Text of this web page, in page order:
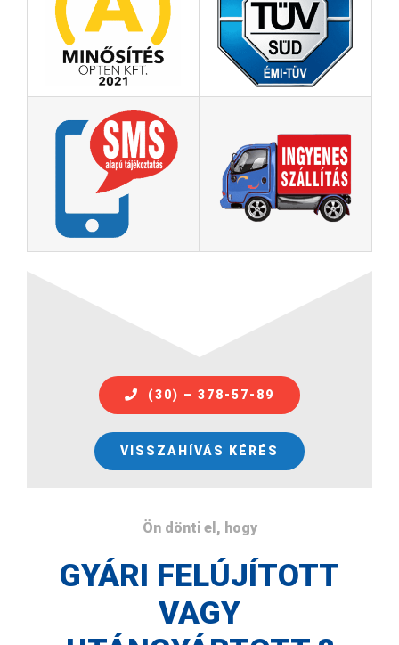
(30) – 378-57-89
VISSZAHÍVÁS KÉRÉS
Ön dönti el, hogy
GYÁRI FELÚJÍTOTT
VAGY